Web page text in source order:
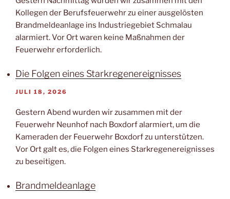
Kollegen der Berufsfeuerwehr zu einer ausgelösten
Brandmeldeanlage ins Industriegebiet Schmalau
alarmiert. Vor Ort waren keine Maßnahmen der
Feuerwehr erforderlich.
Die Folgen eines Starkregenereignisses
JULI 18, 2026
Gestern Abend wurden wir zusammen mit der
Feuerwehr Neunhof nach Boxdorf alarmiert, um die
Kameraden der Feuerwehr Boxdorf zu unterstützen.
Vor Ort galt es, die Folgen eines Starkregenereignisses
zu beseitigen.
Brandmeldeanlage